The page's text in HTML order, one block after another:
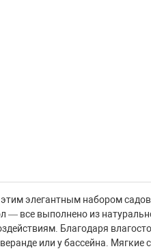
элегантным набором
— все выполнено из
Благодаря
или у бассейна. Мягкие